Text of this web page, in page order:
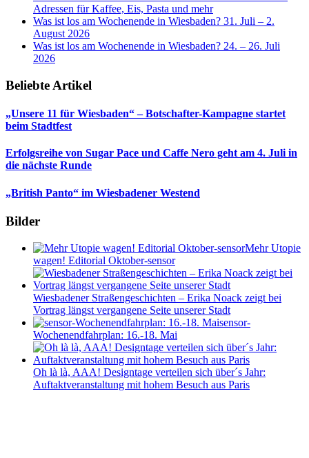
Adressen für Kaffee, Eis, Pasta und mehr
Was ist los am Wochenende in Wiesbaden? 31. Juli – 2.
August 2026
Was ist los am Wochenende in Wiesbaden? 24. – 26. Juli
2026
Beliebte Artikel
„Unsere 11 für Wiesbaden“ – Botschafter-Kampagne startet
beim Stadtfest
Erfolgsreihe von Sugar Pace und Caffe Nero geht am 4. Juli in
die nächste Runde
„British Panto“ im Wiesbadener Westend
Bilder
Mehr Utopie
wagen! Editorial Oktober-sensor
Wiesbadener Straßengeschichten – Erika Noack zeigt bei
Vortrag längst vergangene Seite unserer Stadt
sensor-
Wochenendfahrplan: 16.-18. Mai
Oh là là, AAA! Designtage verteilen sich über´s Jahr:
Auftaktveranstaltung mit hohem Besuch aus Paris